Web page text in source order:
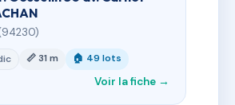
📏 31 m 🏠 49 lots
Voir la fiche →